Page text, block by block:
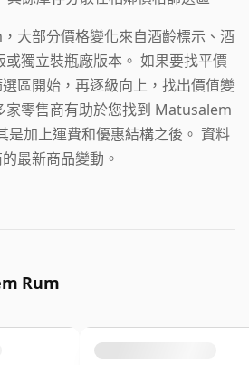
大部分價格變化來自酒齡標示、酒
或獨立裝瓶廠版本。 如果要找平價
區開始，再逐級向上，找出價值變
家零售商有助於您找到 Matusalem
是加上運費和優惠結構之後。 資料
最新商品變動。
Rum